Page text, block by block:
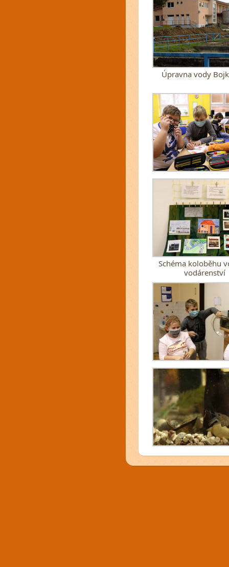
Úpravna vody
Schéma koloběhu
vodárenství